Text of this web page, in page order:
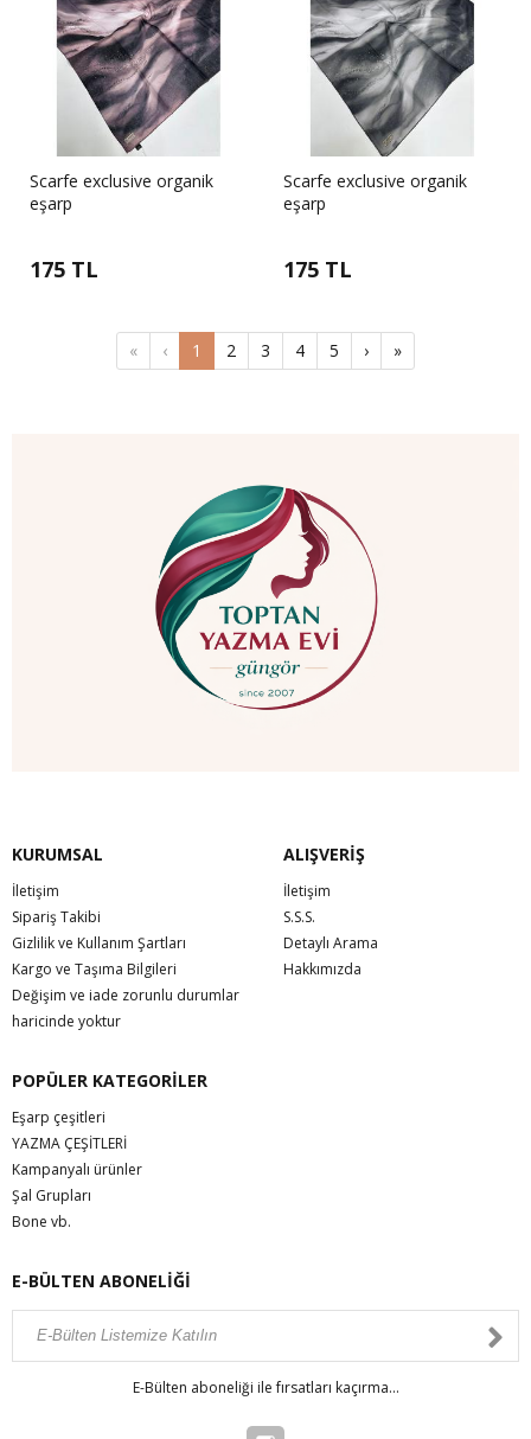
Scarfe exclusive organik
eşarp
175 TL
Scarfe exclusive organik
eşarp
175 TL
« ‹ 1 2 3 4 5 › »
KURUMSAL
İletişim
Sipariş Takibi
Gizlilik ve Kullanım Şartları
Kargo ve Taşıma Bilgileri
Değişim ve iade zorunlu durumlar
haricinde yoktur
ALIŞVERİŞ
İletişim
S.S.S.
Detaylı Arama
Hakkımızda
POPÜLER KATEGORİLER
Eşarp çeşitleri
YAZMA ÇEŞİTLERİ
Kampanyalı ürünler
Şal Grupları
Bone vb.
E-BÜLTEN ABONELİĞİ
E-Bülten aboneliği ile fırsatları kaçırma...